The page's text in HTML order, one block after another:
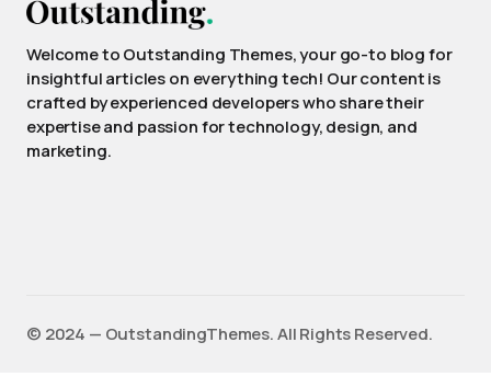
Welcome to Outstanding Themes, your go-to blog for
insightful articles on everything tech! Our content is
crafted by experienced developers who share their
expertise and passion for technology, design, and
marketing.
©️ 2024 — OutstandingThemes. All Rights Reserved.